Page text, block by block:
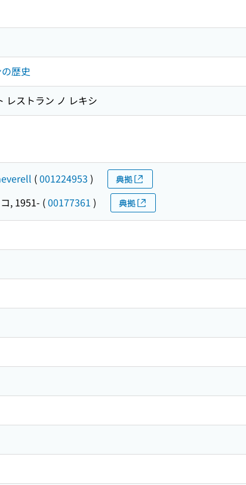
歴史
レストラン ノ レキシ
(001224953 ) 典拠
, 1951- (00177361 ) 典拠